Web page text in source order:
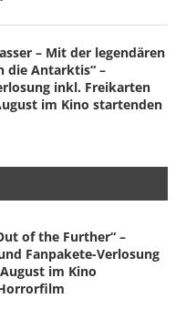
– Mit der legendären
die Antarktis“ –
inkl. Freikarten
im Kino startenden
of the Further“ –
Fanpakete-Verlosung
im Kino